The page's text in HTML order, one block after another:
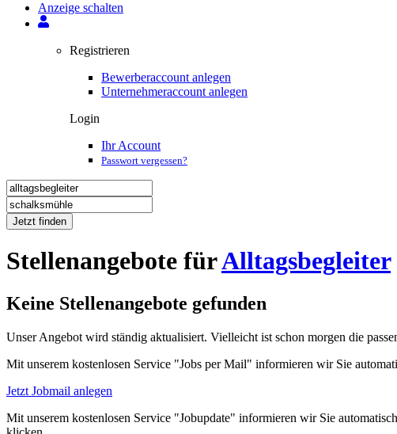
Anzeige schalten
Registrieren
Bewerberaccount anlegen
Unternehmeraccount anlegen
Login
Ihr Account
Passwort vergessen?
Jetzt finden
Stellenangebote fürAlltagsbegleiter
Keine Stellenangebote gefunden
Unser Angebot wird ständig aktualisiert. Vielleicht ist schon morgen die
Mit unserem kostenlosen Service "Jobs per Mail" informieren wir Sie
Jetzt Jobmail anlegen
Mit unserem kostenlosen Service "Jobupdate" informieren wir Sie